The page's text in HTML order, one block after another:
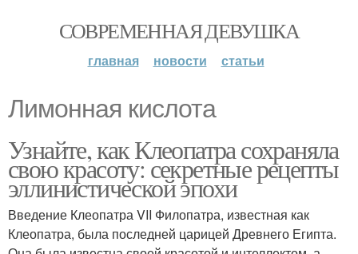
СОВРЕМЕННАЯ ДЕВУШКА
главная новости статьи
Лимонная кислота
Узнайте, как Клеопатра сохраняла
свою красоту: секретные рецепты
эллинистической эпохи
Введение Клеопатра VII Филопатра, известная как
Клеопатра, была последней царицей Древнего Египта.